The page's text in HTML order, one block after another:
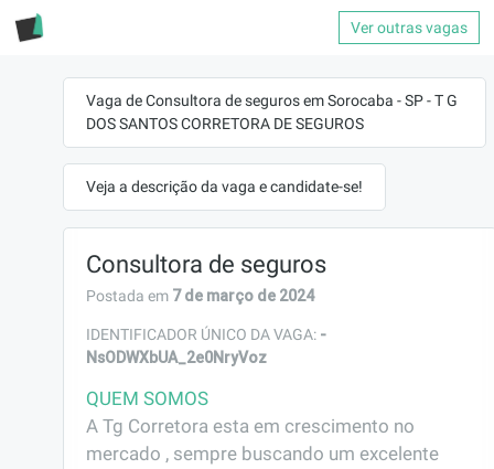
Ver outras vagas
Vaga de Consultora de seguros em Sorocaba - SP - T G
DOS SANTOS CORRETORA DE SEGUROS
Veja a descrição da vaga e candidate-se!
Consultora de seguros
Postada em 7 de março de 2024
IDENTIFICADOR ÚNICO DA VAGA: -
NsODWXbUA_2e0NryVoz
QUEM SOMOS
A Tg Corretora esta em crescimento no
mercado , sempre buscando um excelente